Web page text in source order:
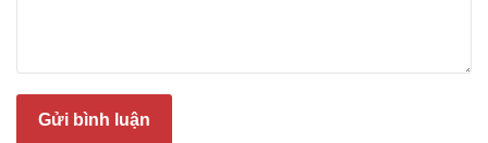
Sản phẩm
Gửi bình luận